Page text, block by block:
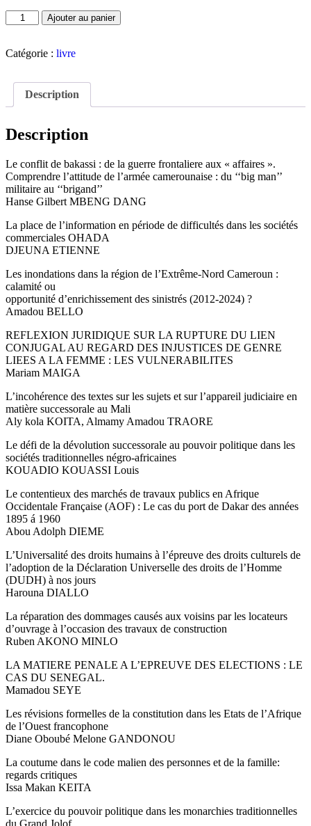
Ajouter au panier
Catégorie : livre
Description
Description
Le conflit de bakassi : de la guerre frontaliere aux « affaires ».
Comprendre l’attitude de l’armée camerounaise : du ‘‘big man’’
militaire au ‘‘brigand’’
Hanse Gilbert MBENG DANG
La place de l’information en période de difficultés dans les sociétés
commerciales OHADA
DJEUNA ETIENNE
Les inondations dans la région de l’Extrême-Nord Cameroun :
calamité ou
opportunité d’enrichissement des sinistrés (2012-2024) ?
Amadou BELLO
REFLEXION JURIDIQUE SUR LA RUPTURE DU LIEN
CONJUGAL AU REGARD DES INJUSTICES DE GENRE
LIEES A LA FEMME : LES VULNERABILITES
Mariam MAIGA
L’incohérence des textes sur les sujets et sur l’appareil judiciaire en
matière successorale au Mali
Aly kola KOITA, Almamy Amadou TRAORE
Le défi de la dévolution successorale au pouvoir politique dans les
sociétés traditionnelles négro-africaines
KOUADIO KOUASSI Louis
Le contentieux des marchés de travaux publics en Afrique
Occidentale Française (AOF) : Le cas du port de Dakar des années
1895 á 1960
Abou Adolph DIEME
L’Universalité des droits humains à l’épreuve des droits culturels de
l’adoption de la Déclaration Universelle des droits de l’Homme
(DUDH) à nos jours
Harouna DIALLO
La réparation des dommages causés aux voisins par les locateurs
d’ouvrage à l’occasion des travaux de construction
Ruben AKONO MINLO
LA MATIERE PENALE A L’EPREUVE DES ELECTIONS : LE
CAS DU SENEGAL.
Mamadou SEYE
Les révisions formelles de la constitution dans les Etats de l’Afrique
de l’Ouest francophone
Diane Oboubé Melone GANDONOU
La coutume dans le code malien des personnes et de la famille:
regards critiques
Issa Makan KEITA
L’exercice du pouvoir politique dans les monarchies traditionnelles